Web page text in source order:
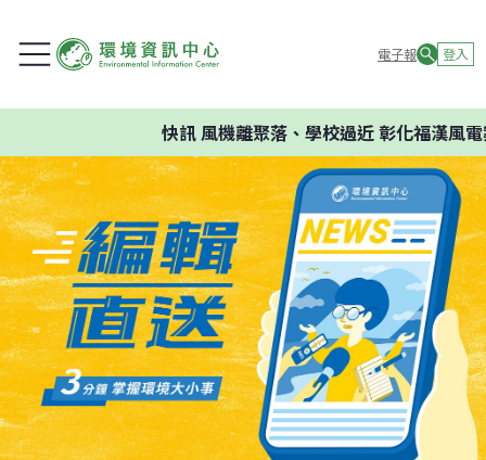
電子報 登入
快訊風機離聚落、學校過近 彰化福漢風電